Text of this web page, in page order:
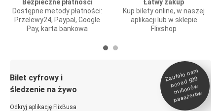
Bezpieczne płatności
Dostępne metody płatności:
Przelewy24, Paypal, Google
Pay, karta bankowa
Łatwy zakup
Kup bilety online, w naszej
aplikacji lub w sklepie
Flixshop
Bilet cyfrowy i
śledzenie na żywo
Odkryj aplikację FlixBusa
Zaufało na
m
ponad 500
milionó
w
pasażeró
w